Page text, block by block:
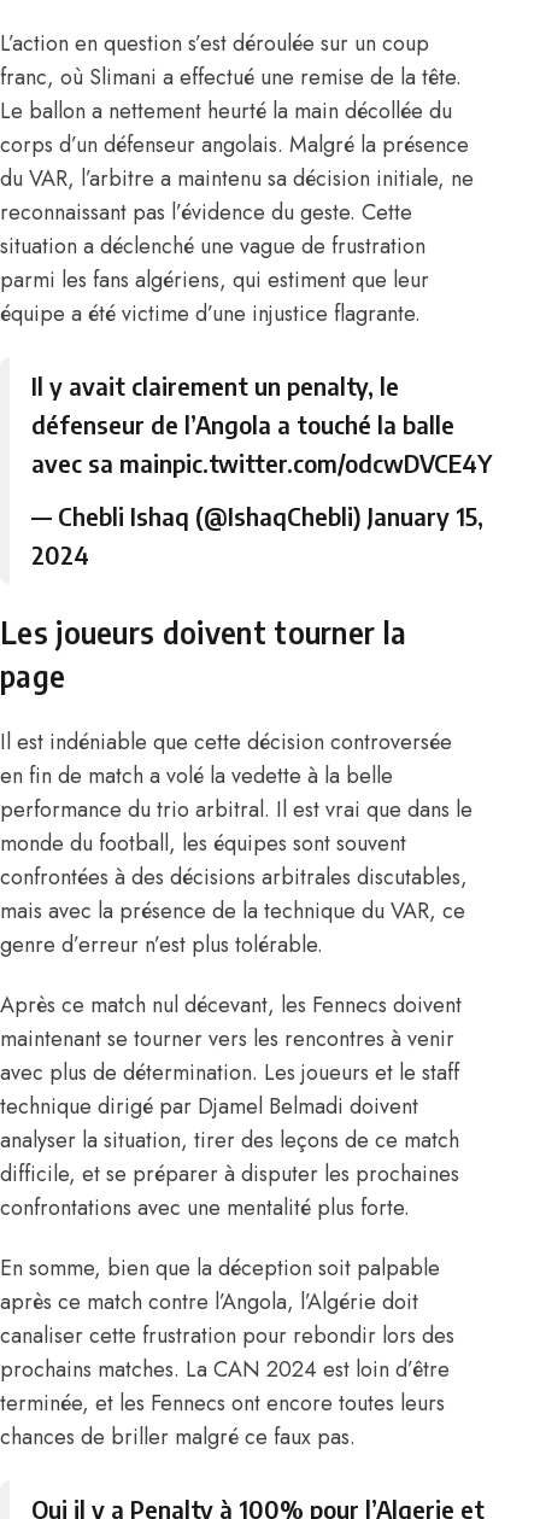
L’action en question s’est déroulée sur un coup
franc, où Slimani a effectué une remise de la tête.
Le ballon a nettement heurté la main décollée du
corps d’un défenseur angolais. Malgré la présence
du VAR, l’arbitre a maintenu sa décision initiale, ne
reconnaissant pas l’évidence du geste. Cette
situation a déclenché une vague de frustration
parmi les fans algériens, qui estiment que leur
équipe a été victime d’une injustice flagrante.
Il y avait clairement un penalty, le
défenseur de l’Angola a touché la balle
avec sa mainpic.twitter.com/odcwDVCE4Y
— Chebli Ishaq (@IshaqChebli)January 15,
2024
Les joueurs doivent tourner la
page
Il est indéniable que cette décision controversée
en fin de match a volé la vedette à la belle
performance du trio arbitral. Il est vrai que dans le
monde du football, les équipes sont souvent
confrontées à des décisions arbitrales discutables,
mais avec la présence de la technique du VAR, ce
genre d’erreur n’est plus tolérable.
Après ce match nul décevant, les Fennecs doivent
maintenant se tourner vers les rencontres à venir
avec plus de détermination. Les joueurs et le staff
technique dirigé par Djamel Belmadi doivent
analyser la situation, tirer des leçons de ce match
difficile, et se préparer à disputer les prochaines
confrontations avec une mentalité plus forte.
En somme, bien que la déception soit palpable
après ce match contre l’Angola, l’Algérie doit
canaliser cette frustration pour rebondir lors des
prochains matches. La CAN 2024 est loin d’être
terminée, et les Fennecs ont encore toutes leurs
chances de briller malgré ce faux pas.
Oui il y a Penalty à 100% pour l’Algerie et